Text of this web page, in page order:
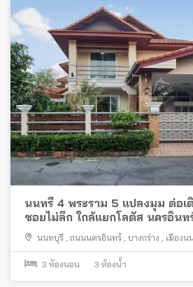
นนทรี 4 พระราม 5 แปลงมุม ต่อเ
ซอยไม่ลึก ใกล้แยกโลตัส นครอินท
นนทบุรี ถนนนครอินทร์ บางกร่าง เมืองน
3 ห้องนอน 3 ห้องน้ำ